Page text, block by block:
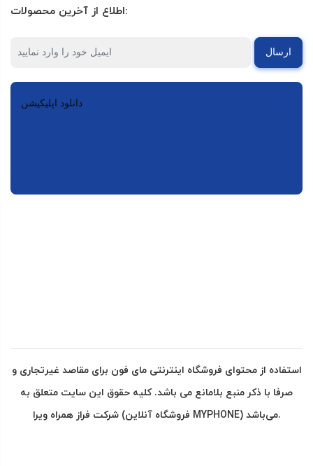
اطلاع از آخرین محصولات:
ارسال
دانلود اپلیکیشن
استفاده از محتوای فروشگاه اینترنتی مای فون برای مقاصد غیرتجاری و
صرفا با ذکر منبع بلامانع می باشد. کلیه حقوق این سایت متعلق به
شرکت فراز همراه ویرا (فروشگاه آنلاین MYPHONE) می‌باشد.